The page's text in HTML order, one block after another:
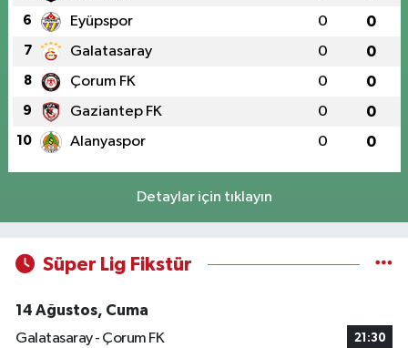
6 Eyüpspor 0 0
7 Galatasaray 0 0
8 Çorum FK 0 0
9 Gaziantep FK 0 0
10 Alanyaspor 0 0
Detaylar için tıklayın
Süper Lig Fikstür
14 Ağustos, Cuma
Galatasaray - Çorum FK
21:30